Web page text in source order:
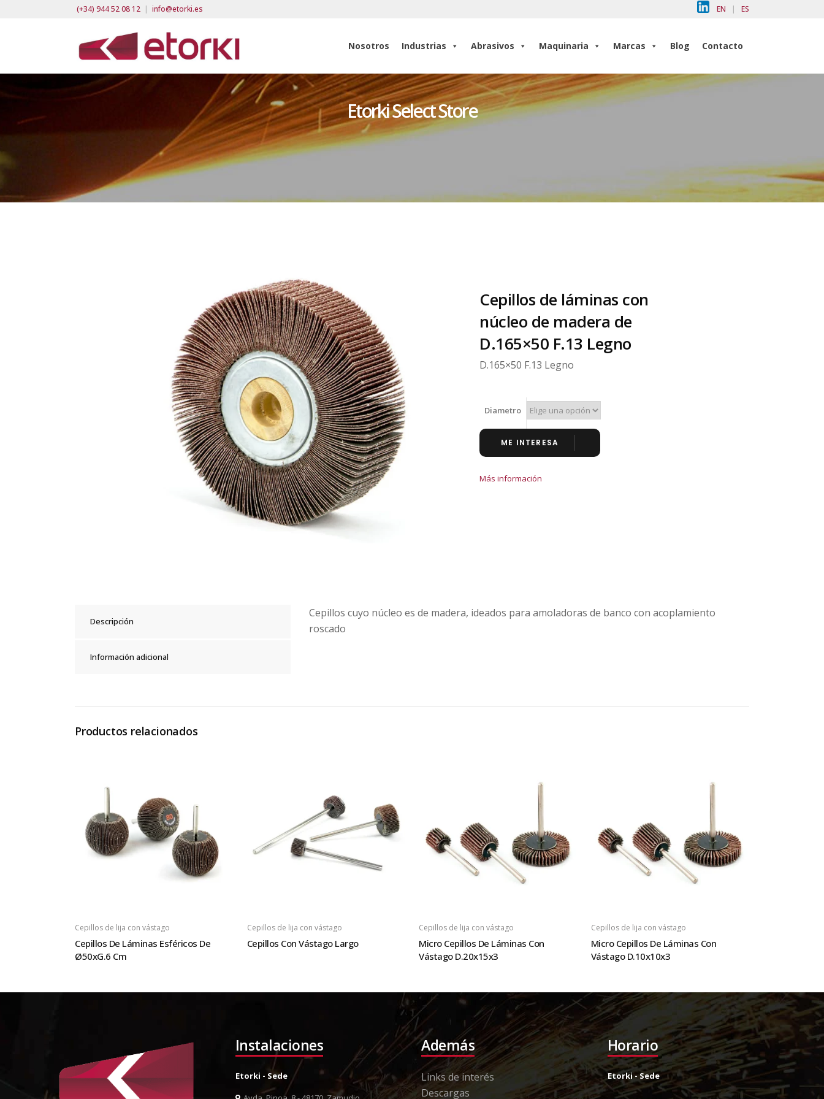
(+34) 944 52 08 12 | info@etorki.es EN | ES
Nosotros Industrias Abrasivos Maquinaria Marcas Blog Contacto
Etorki Select Store
Cepillos de láminas con
núcleo de madera de
D.165×50 F.13 Legno
D.165×50 F.13 Legno
Diametro
ME INTERESA
Más información
Descripción
Información adicional
Cepillos cuyo núcleo es de madera, ideados para amoladoras de banco con acoplamiento
roscado
Productos relacionados
Cepillos de lija con vástago
Cepillos De Láminas Esféricos De
Ø50xG.6 Cm
Cepillos de lija con vástago
Cepillos Con Vástago Largo
Cepillos de lija con vástago
Micro Cepillos De Láminas Con
Vástago D.20x15x3
Cepillos de lija con vástago
Micro Cepillos De Láminas Con
Vástago D.10x10x3
Instalaciones
Etorki - Sede
Además
Links de interés
Descargas
Horario
Etorki - Sede